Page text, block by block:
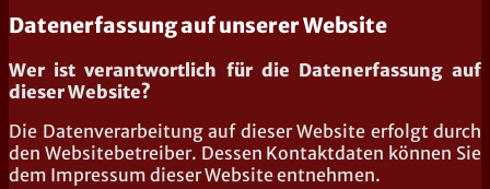
Datenerfassung auf unserer Website
Wer ist ver­ant­wort­lich für die Daten­er­fas­sung auf
die­ser Website?
Die Daten­ver­ar­bei­tung auf die­ser Web­site erfolgt durch
den Web­site­be­trei­ber. Des­sen Kon­takt­da­ten kön­nen Sie
dem Impres­sum die­ser Web­site entnehmen.